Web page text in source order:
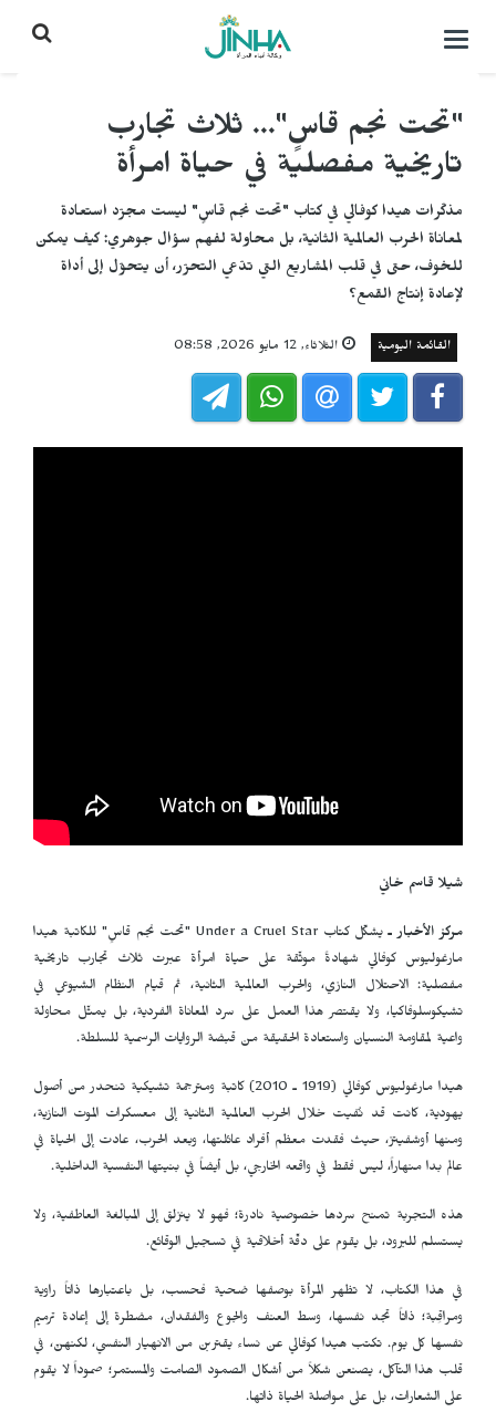
التحكم
"تحت نجم قاسٍ"... ثلاث تجارب
تاريخية مفصلية في حياة امرأة
مذكّرات هيدا كوفالي في كتاب "تحت نجم قاسٍ" ليست مجرّد استعادة
لمعاناة الحرب العالمية الثانية، بل محاولة لفهم سؤال جوهري: كيف يمكن
للخوف، حتى في قلب المشاريع التي تدّعي التحرّر، أن يتحوّل إلى أداة
لإعادة إنتاج القمع؟
القائمة اليومية الثلاثاء, 12 مايو 2026, 08:58
شيلا قاسم خاني
مركز الأخبار ـيشكّل كتابUnder a Cruel Star"تحت نجم قاسٍ" للكاتبة هيدا
مارغوليوس كوفالي شهادةً موثّقة على حياة امرأة عبرت ثلاث تجارب تاريخية
مفصلية: الاحتلال النازي، والحرب العالمية الثانية، ثم قيام النظام الشيوعي في
تشيكوسلوفاكيا، ولا يقتصر هذا العمل على سرد المعاناة الفردية، بل يمثّل محاولة
واعية لمقاومة النسيان واستعادة الحقيقة من قبضة الروايات الرسمية للسلطة.
هيدا مارغوليوس كوفالي (1919 ـ 2010) كاتبة ومترجمة تشيكية تنحدر من أصول
يهودية، كانت قد نُفيت خلال الحرب العالمية الثانية إلى معسكرات الموت النازية،
ومنها أوشفيتز، حيث فقدت معظم أفراد عائلتها، وبعد الحرب، عادت إلى الحياة في
عالم بدا منهاراً، ليس فقط في واقعه الخارجي، بل أيضاً في بنيتها النفسية الداخلية.
هذه التجربة تمنح سردها خصوصية نادرة؛ فهو لا ينزلق إلى المبالغة العاطفية، ولا
يستسلم للبرود، بل يقوم على دقّة أخلاقية في تسجيل الوقائع.
في هذا الكتاب، لا تظهر المرأة بوصفها ضحية فحسب، بل باعتبارها ذاتاً راوية
ومراقِبة؛ ذاتاً تجد نفسها، وسط العنف والجوع والفقدان، مضطرة إلى إعادة ترميم
نفسها كل يوم. تكتب هيدا كوفالي عن نساء يقتربن من الانهيار النفسي، لكنهنّ، في
قلب هذا التآكل، يصنعن شكلاً من أشكال الصمود الصامت والمستمر؛ صموداً لا يقوم
على الشعارات، بل على مواصلة الحياة ذاتها.